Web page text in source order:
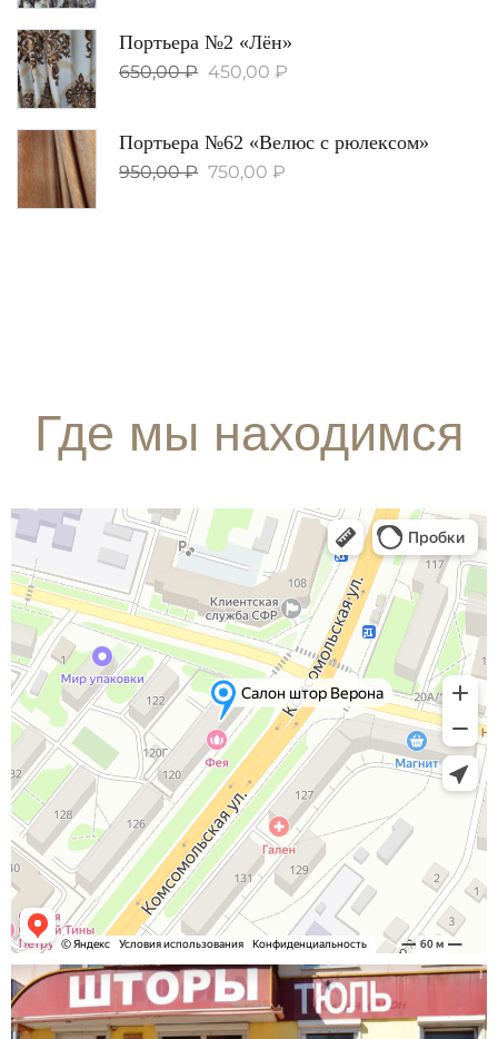
Портьера №2 «Лён»
650,00₽ 450,00 ₽
Портьера №62 «Велюс с рюлексом»
950,00₽ 750,00 ₽
Где мы находимся